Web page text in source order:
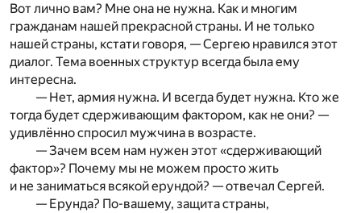
Вот лично вам? Мне она не нужна. Как и многим
гражданам нашей прекрасной страны. И не только
нашей страны, кстати говоря, — Сергею нравился этот
диалог. Тема военных структур всегда была ему
интересна.
— Нет, армия нужна. И всегда будет нужна. Кто же
тогда будет сдерживающим фактором, как не они? —
удивлённо спросил мужчина в возрасте.
— Зачем всем нам нужен этот «сдерживающий
фактор»? Почему мы не можем просто жить
и не заниматься всякой ерундой? — отвечал Сергей.
— Ерунда? По-вашему, защита страны,